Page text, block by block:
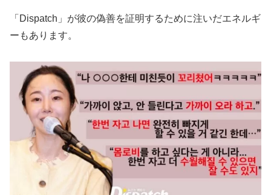
「Dispatch」が彼の偽善を証明するために注いだエネルギ
ーもあります。